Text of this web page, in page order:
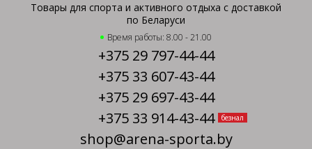
Товары для спорта и активного отдыха с доставкой
по Беларуси
Время работы: 8.00 - 21.00
+375 29 797-44-44
+375 33 607-43-44
+375 29 697-43-44
+375 33 914-43-44
безнал
shop@arena-sporta.by